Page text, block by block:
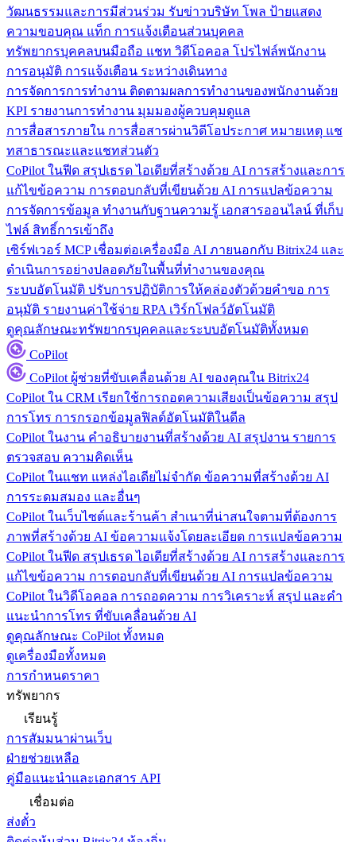
วัฒนธรรมและการมีส่วนร่วม รับข่าวบริษัท โพล ป้ายแสดง
ความขอบคุณ แท็ก การแจ้งเตือนส่วนบุคคล
ทรัพยากรบุคคลบนมือถือ แชท วิดีโอคอล โปรไฟล์พนักงาน
การอนุมัติ การแจ้งเตือน ระหว่างเดินทาง
การจัดการการทำงาน ติดตามผลการทำงานของพนักงานด้วย
KPI รายงานการทำงาน มุมมองผู้ควบคุมดูแล
การสื่อสารภายใน การสื่อสารผ่านวิดีโอประกาศ หมายเหตุ แช
ทสาธารณะและแชทส่วนตัว
CoPilot ในฟีด สรุปเธรด ไอเดียที่สร้างด้วย AI การสร้างและการ
แก้ไขข้อความ การตอบกลับที่เขียนด้วย AI การแปลข้อความ
การจัดการข้อมูล ทำงานกับฐานความรู้ เอกสารออนไลน์ ที่เก็บ
ไฟล์ สิทธิ์การเข้าถึง
เซิร์ฟเวอร์ MCP เชื่อมต่อเครื่องมือ AI ภายนอกกับ Bitrix24 และ
ดำเนินการอย่างปลอดภัยในพื้นที่ทำงานของคุณ
ระบบอัตโนมัติ ปรับการปฏิบัติการให้คล่องตัวด้วยคำขอ การ
อนุมัติ รายงานค่าใช้จ่าย RPA เวิร์กโฟลว์อัตโนมัติ
ดูคุณลักษณะทรัพยากรบุคคลและระบบอัตโนมัติทั้งหมด
CoPilot
CoPilot ผู้ช่วยที่ขับเคลื่อนด้วย AI ของคุณใน Bitrix24
CoPilot ใน CRM เรียกใช้การถอดความเสียงเป็นข้อความ สรุป
การโทร การกรอกข้อมูลฟิลด์อัตโนมัติในดีล
CoPilot ในงาน คำอธิบายงานที่สร้างด้วย AI สรุปงาน รายการ
ตรวจสอบ ความคิดเห็น
CoPilot ในแชท แหล่งไอเดียไม่จำกัด ข้อความที่สร้างด้วย AI
การระดมสมอง และอื่นๆ
CoPilot ในเว็บไซต์และร้านค้า สำเนาที่น่าสนใจตามที่ต้องการ
ภาพที่สร้างด้วย AI ข้อความแจ้งโดยละเอียด การแปลข้อความ
CoPilot ในฟีด สรุปเธรด ไอเดียที่สร้างด้วย AI การสร้างและการ
แก้ไขข้อความ การตอบกลับที่เขียนด้วย AI การแปลข้อความ
CoPilot ในวิดีโอคอล การถอดความ การวิเคราะห์ สรุป และคำ
แนะนำการโทร ที่ขับเคลื่อนด้วย AI
ดูคุณลักษณะ CoPilot ทั้งหมด
ดูเครื่องมือทั้งหมด
การกำหนดราคา
ทรัพยากร
เรียนรู้
การสัมมนาผ่านเว็บ
ฝ่ายช่วยเหลือ
คู่มือแนะนำและเอกสาร API
เชื่อมต่อ
ส่งตั๋ว